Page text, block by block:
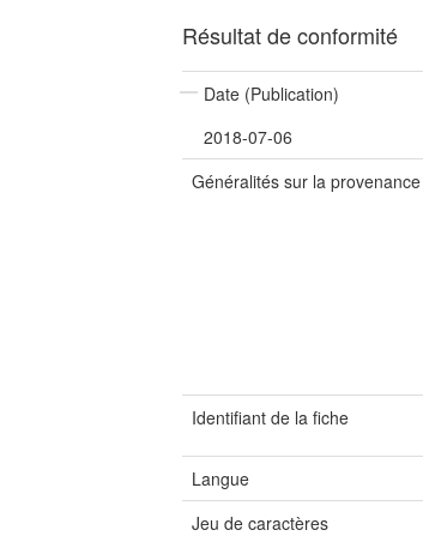
Résultat de conformité
Date (Publication)
2018-07-06
Généralités sur la provenance
Identifiant de la fiche
Langue
Jeu de caractères